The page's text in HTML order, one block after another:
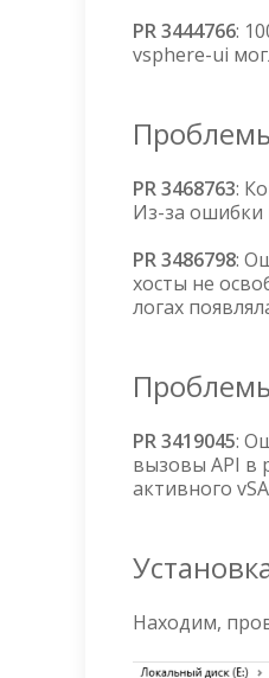
PR 3444766:
vsphere-ui
PR 3468763:
Из-за ошибки
PR 3486798:
хосты не
логах
PR 3419045:
вызовы API в
активного
Находим,